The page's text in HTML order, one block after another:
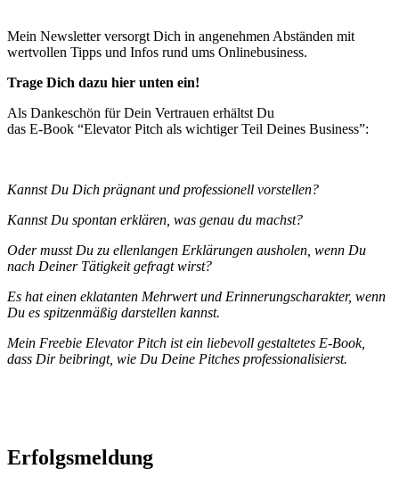
Mein Newsletter versorgt Dich in angenehmen Abständen mit
wertvollen Tipps und Infos rund ums Onlinebusiness.
Trage Dich dazu hier unten ein!
Als Dankeschön für Dein Vertrauen erhältst Du
das E-Book “Elevator Pitch als wichtiger Teil Deines Business”:
Kannst Du Dich prägnant und professionell vorstellen?
Kannst Du spontan erklären, was genau du machst?
Oder musst Du zu ellenlangen Erklärungen ausholen, wenn Du
nach Deiner Tätigkeit gefragt wirst?
Es hat einen eklatanten Mehrwert und Erinnerungscharakter, wenn
Du es spitzenmäßig darstellen kannst.
Mein Freebie Elevator Pitch ist ein liebevoll gestaltetes E-Book,
dass Dir beibringt, wie Du Deine Pitches professionalisierst.
Erfolgsmeldung